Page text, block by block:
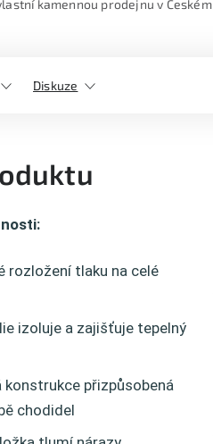
kamennou prodejnu v Českém
Diskuze
rozložení tlaku na celé
izoluje a zajišťuje tepelný
přizpůsobená
chodidel